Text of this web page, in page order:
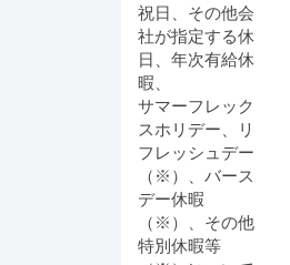
祝日、その他会
社が指定する休
日、年次有給休
暇、
サマーフレック
スホリデー、リ
フレッシュデー
（※）、バース
デー休暇
（※）、その他
特別休暇等